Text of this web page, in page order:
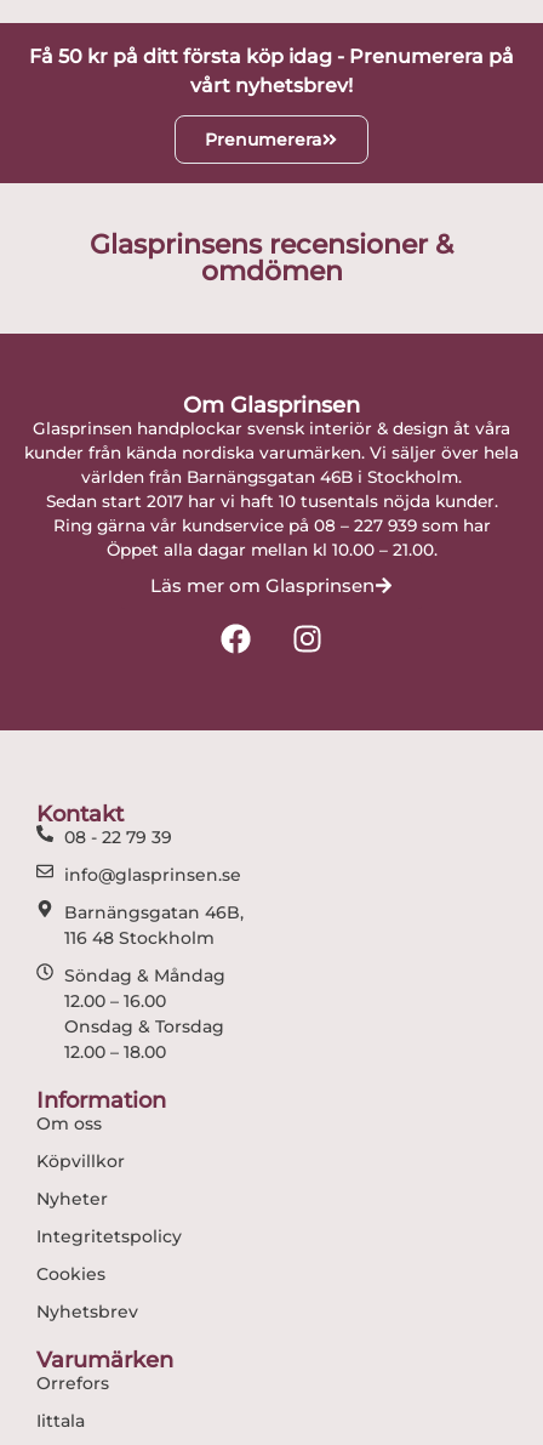
Få 50 kr på ditt första köp idag - Prenumerera på
vårt nyhetsbrev!
Prenumerera
Glasprinsens recensioner &
omdömen
Om Glasprinsen
Glasprinsen handplockar svensk interiör & design åt våra
kunder från kända nordiska varumärken. Vi säljer över hela
världen från Barnängsgatan 46B i Stockholm.
Sedan start 2017 har vi haft 10 tusentals nöjda kunder.
Ring gärna vår kundservice på 08 – 227 939 som har
Öppet alla dagar mellan kl 10.00 – 21.00.
Läs mer om Glasprinsen
F
a
I
n
Kontakt
08 - 22 79 39
info@glasprinsen.se
Barnängsgatan 46B,
116 48 Stockholm
Söndag & Måndag
12.00 – 16.00
Onsdag & Torsdag
12.00 – 18.00
Information
Om oss
Köpvillkor
Nyheter
Integritetspolicy
Cookies
Nyhetsbrev
Varumärken
Orrefors
Iittala